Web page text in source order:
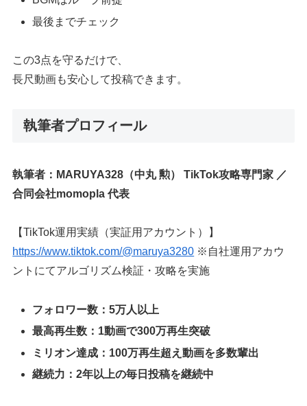
最後までチェック
この3点を守るだけで、
長尺動画も安心して投稿できます。
執筆者プロフィール
執筆者：MARUYA328（中丸 勲）
TikTok攻略専門家 ／
合同会社momopla 代表
【TikTok運用実績（実証用アカウント）】
https://www.tiktok.com/@maruya3280 ※自社運用アカウ
ントにてアルゴリズム検証・攻略を実施
フォロワー数：5万人以上
最高再生数：1動画で300万再生突破
ミリオン達成：100万再生超え動画を多数輩出
継続力：2年以上の毎日投稿を継続中